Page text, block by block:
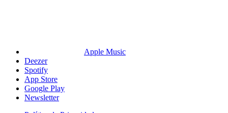
Apple Music
Deezer
Spotify
App Store
Google Play
Newsletter